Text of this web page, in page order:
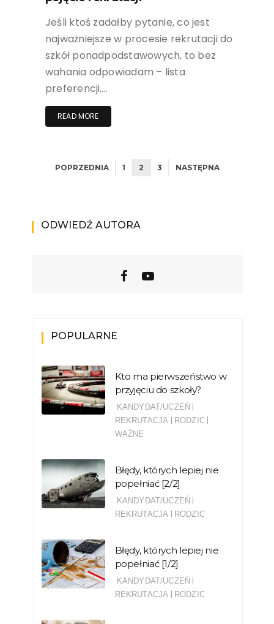
Jeśli ktoś zadałby pytanie, co jest
najważniejsze w procesie rekrutacji do
szkół ponadpodstawowych, to bez
wahania odpowiadam – lista
preferencji….
READ MORE
POPRZEDNIA 1 2 3 NASTĘPNA
ODWIEDŹ AUTORA
POPULARNE
Kto ma pierwszeństwo w
przyjęciu do szkoły?
KANDYDAT/UCZEŃ |
REKRUTACJA | RODZIC |
WAŻNE
Błędy, których lepiej nie
popełniać [2/2]
KANDYDAT/UCZEŃ |
REKRUTACJA | RODZIC
Błędy, których lepiej nie
popełniać [1/2]
KANDYDAT/UCZEŃ |
REKRUTACJA | RODZIC